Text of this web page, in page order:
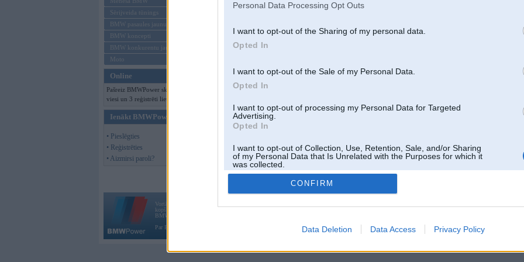
Personal Data Processing Opt Outs
I want to opt-out of the Sharing of my personal data.
Opted In
I want to opt-out of the Sale of my Personal Data.
Opted In
I want to opt-out of processing my Personal Data for Targeted
Advertising.
Opted In
I want to opt-out of Collection, Use, Retention, Sale, and/or Sharing
of my Personal Data that Is Unrelated with the Purposes for which it
was collected.
Opted Out
CONFIRM
Data Deletion Data Access Privacy Policy
Sērijveida tūnings
BMW pasaules jaunumi
BMW koncepti
BMW konkurentu jaunumi
Moto
Online
Pašreiz BMWPower skatās 184
viesi un 3 reģistrēti lietotāji.
Ienākt BMWPower
• Pieslēgties
• Reģistrēties
• Aizmirsi paroli?
Vortāls BMWPower.lv darbojas
kopš 2002. gada 14. maija. Tas nav auto klubs un nav saistīts ar
BMW AG.
Par BMWPower